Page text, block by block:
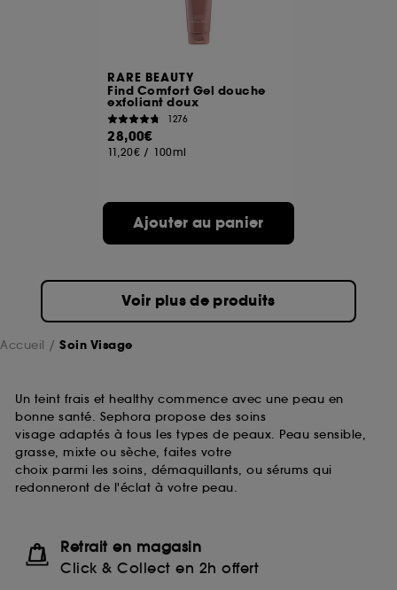
RARE BEAUTY
Find Comfort Gel douche
exfoliant doux
1276
28,00€
11,20€ / 100ml
Ajouter au panier
Voir plus de produits
Accueil Soin Visage
Un teint frais et healthy commence avec une peau en
bonne santé. Sephora propose des soins
visage adaptés à tous les types de peaux. Peau sensible,
grasse, mixte ou sèche, faites votre
choix parmi les soins, démaquillants, ou sérums qui
redonneront de l'éclat à votre peau.
Retrait en magasin
Click & Collect en 2h offert
fraudes aux moyens de paiement et les
permettant l’affichage et/ou la fourniture de
certaines fonctionnalités du site, tel que les
cookies d’authentification qui sont utilisés afin de
vous faire bénéficier de l’authentification
prolongée vous permettant d’accéder à votre
compte lors de votre prochaine visite sur le site
pouvez personnaliser vos choix concernant le dépôt
de ces cookies grâce au bouton "personnaliser mes
choix" ci-dessous ou décider de "tout accepter".
Sephora pourra associer les informations de
collectées ou générées lors de votre activité en ligne
ou en magasin. Pour refuser tous les cookies, cliques
sur "continuer sans accepter". Voous pouvez à tout
moment choisir de retirer votrte consentement. Si vous
souhaitez obtenir plus d'information sur les cookies
utilisés, cliquezici.